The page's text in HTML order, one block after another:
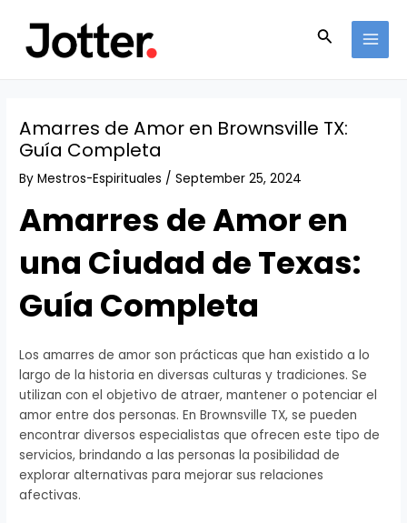
content
Search
Amarres de Amor en Brownsville TX:
Guía Completa
ByMestros-Espirituales /September 25, 2024
Amarres de Amor en
una Ciudad de Texas:
Guía Completa
Los amarres de amor son prácticas que han existido a lo
largo de la historia en diversas culturas y tradiciones. Se
utilizan con el objetivo de atraer, mantener o potenciar el
amor entre dos personas. En Brownsville TX, se pueden
encontrar diversos especialistas que ofrecen este tipo de
servicios, brindando a las personas la posibilidad de
explorar alternativas para mejorar sus relaciones
afectivas.
navigation